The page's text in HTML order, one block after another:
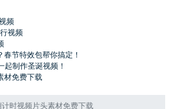
频
视频
春节特效包帮你搞定！
起制作圣诞视频！
材免费下载
计时视频片头素材免费下载